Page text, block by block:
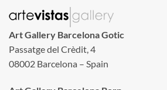
Art Gallery Barcelona Gotic
Passatge del Crèdit, 4
08002 Barcelona – Spain